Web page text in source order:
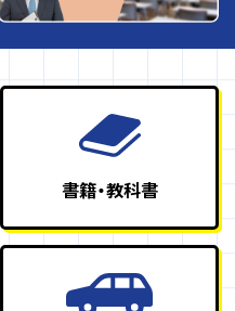
書籍・教科書